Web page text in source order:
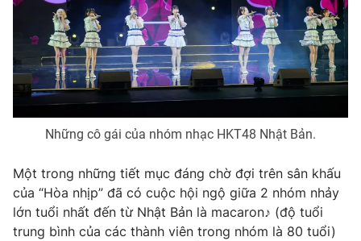
Những cô gái của nhóm nhạc HKT48 Nhật Bản.
Một trong những tiết mục đáng chờ đợi trên sân khấu
của “Hòa nhịp” đã có cuộc hội ngộ giữa 2 nhóm nhảy
lớn tuổi nhất đến từ Nhật Bản là macaron♪ (độ tuổi
trung bình của các thành viên trong nhóm là 80 tuổi)